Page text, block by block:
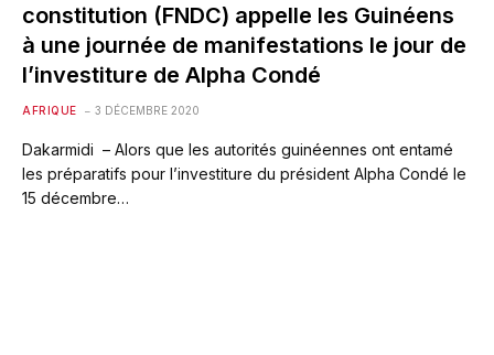
constitution (FNDC) appelle les Guinéens
à une journée de manifestations le jour de
l’investiture de Alpha Condé
AFRIQUE 3 DÉCEMBRE 2020
Dakarmidi – Alors que les autorités guinéennes ont entamé
les préparatifs pour l’investiture du président Alpha Condé le
15 décembre…